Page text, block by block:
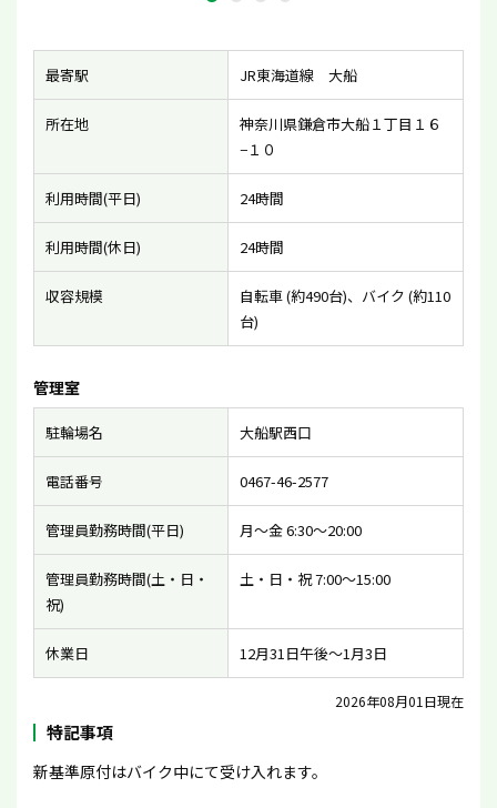
最寄駅 JR東海道線 大船
所在地
神奈川県鎌倉市大船１丁目１６
−１０
利用時間(平日) 24時間
利用時間(休日) 24時間
収容規模
自転車 (約490台)、バイク (約110
台)
管理室
駐輪場名 大船駅西口
電話番号 0467-46-2577
管理員勤務時間(平日) 月〜金 6:30〜20:00
管理員勤務時間(土・日・
祝)
土・日・祝 7:00〜15:00
休業日 12月31日午後〜1月3日
2026年08月01日現在
特記事項
新基準原付はバイク中にて受け入れます。